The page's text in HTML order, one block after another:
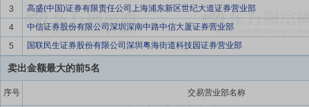
3
高盛(中国)证券有限责任公司上海浦东新区世纪大道证券营业部
4
中信证券股份有限公司深圳深南中路中信大厦证券营业部
5
国联民生证券股份有限公司深圳粤海街道科技园证券营业部
卖出金额最大的前5名
序号 交易营业部名称